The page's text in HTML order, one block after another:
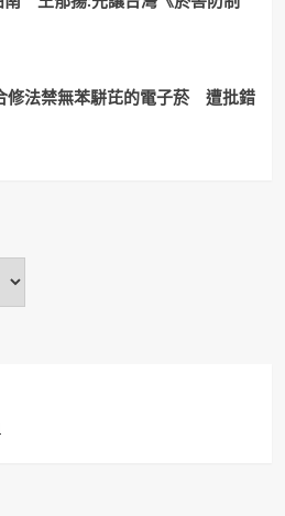
修法禁無苯駢芘的電子菸 遭批錯